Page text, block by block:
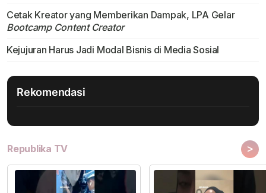
Cetak Kreator yang Memberikan Dampak, LPA Gelar
Bootcamp Content Creator
Kejujuran Harus Jadi Modal Bisnis di Media Sosial
Rekomendasi
Republika TV >